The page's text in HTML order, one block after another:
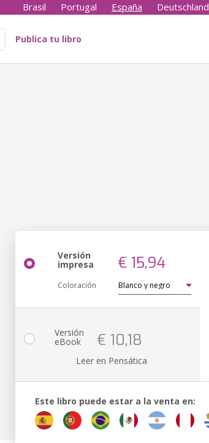
Brasil Portugal España Deutschland
Publica tu libro
Versión
impresa € 15,94
Coloración
Versión
eBook € 10,18
Leer en Pensática
Este libro puede estar a la venta en: